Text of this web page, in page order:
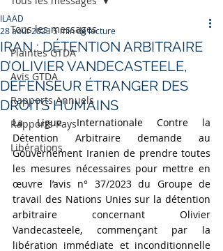
Tous les messages
Plaintes GTDA
Avis GTDA
Rapports Annuels
Rapports Pays
Libérations
IRAN : DÉTENTION ARBITRAIRE
D’OLIVIER VANDECASTEELE,
DÉFENSEUR ÉTRANGER DES
DROITS HUMAINS
ILAAD
28 août 20235 min de lecture
La Ligue Internationale Contre la
Détention Arbitraire demande au
Gouvernement Iranien de prendre toutes
les mesures nécessaires pour mettre en
œuvre l’avis n° 37/2023 du Groupe de
travail des Nations Unies sur la détention
arbitraire concernant Olivier
Vandecasteele, commençant par la
libération immédiate et inconditionnelle